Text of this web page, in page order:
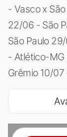
- Vasco x
22/06 - São
São Paulo
- Atlético-MG
Grêmio 10/